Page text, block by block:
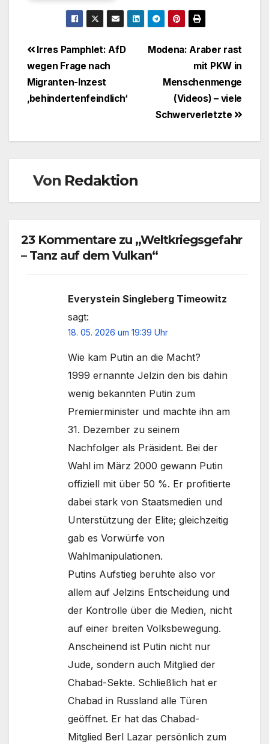
Beitragsnavigation
Modena: Araber rast
mit PKW in
Menschenmenge
(Videos) – viele
Schwerverletzte
Irres Pamphlet: AfD
wegen Frage nach
Migranten-Inzest
‚behindertenfeindlich‘
Von Redaktion
23 Kommentare zu „Weltkriegsgefahr
– Tanz auf dem Vulkan“
Everystein Singleberg Timeowitz
sagt:
18. 05. 2026 um 19:39 Uhr
Wie kam Putin an die Macht?
1999 ernannte Jelzin den bis dahin
wenig bekannten Putin zum
Premierminister und machte ihn am
31. Dezember zu seinem
Nachfolger als Präsident. Bei der
Wahl im März 2000 gewann Putin
offiziell mit über 50 %. Er profitierte
dabei stark von Staatsmedien und
Unterstützung der Elite; gleichzeitig
gab es Vorwürfe von
Wahlmanipulationen.
Putins Aufstieg beruhte also vor
allem auf Jelzins Entscheidung und
der Kontrolle über die Medien, nicht
auf einer breiten Volksbewegung.
Anscheinend ist Putin nicht nur
Jude, sondern auch Mitglied der
Chabad-Sekte. Schließlich hat er
Chabad in Russland alle Türen
geöffnet. Er hat das Chabad-
Mitglied Berl Lazar persönlich zum